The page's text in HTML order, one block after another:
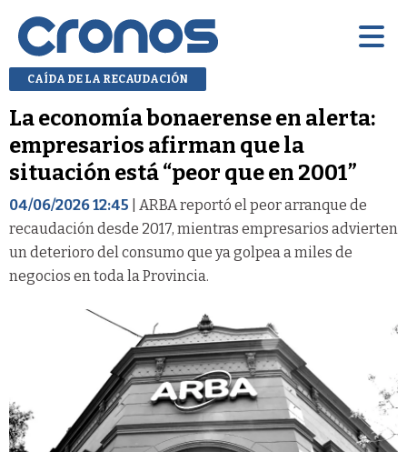
CAÍDA DE LA RECAUDACIÓN
La economía bonaerense en alerta:
empresarios afirman que la
situación está “peor que en 2001”
04/06/2026 12:45 | ARBA reportó el peor arranque de
recaudación desde 2017, mientras empresarios advierten
un deterioro del consumo que ya golpea a miles de
negocios en toda la Provincia.